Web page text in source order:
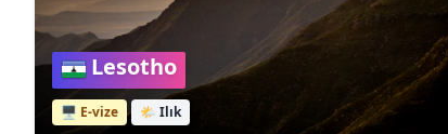
Lesotho
🖥️ E-vize 🌤️ Ilık